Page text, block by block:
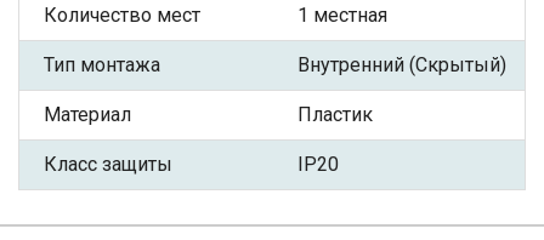
Количество мест 1 местная
Тип монтажа Внутренний (Скрытый)
Материал Пластик
Класс защиты IP20